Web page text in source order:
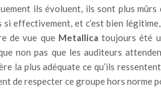
ils évoluent, ils sont plus
si effectivement, et c’est bien
de vue que Metallica toujours été
non pas que les auditeurs
la plus adéquate ce qu’ils
de respecter ce groupe hors norme